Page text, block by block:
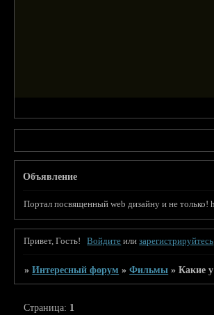
Объявление
Портал посвященный web дизайну и не только!
Привет, Гость! Войдите илизарегистрируйтесь
»Интересный форум »Фильмы »Какие
Страница: 1